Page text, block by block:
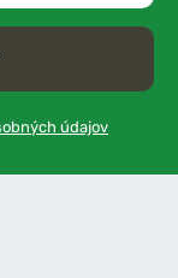
údajov